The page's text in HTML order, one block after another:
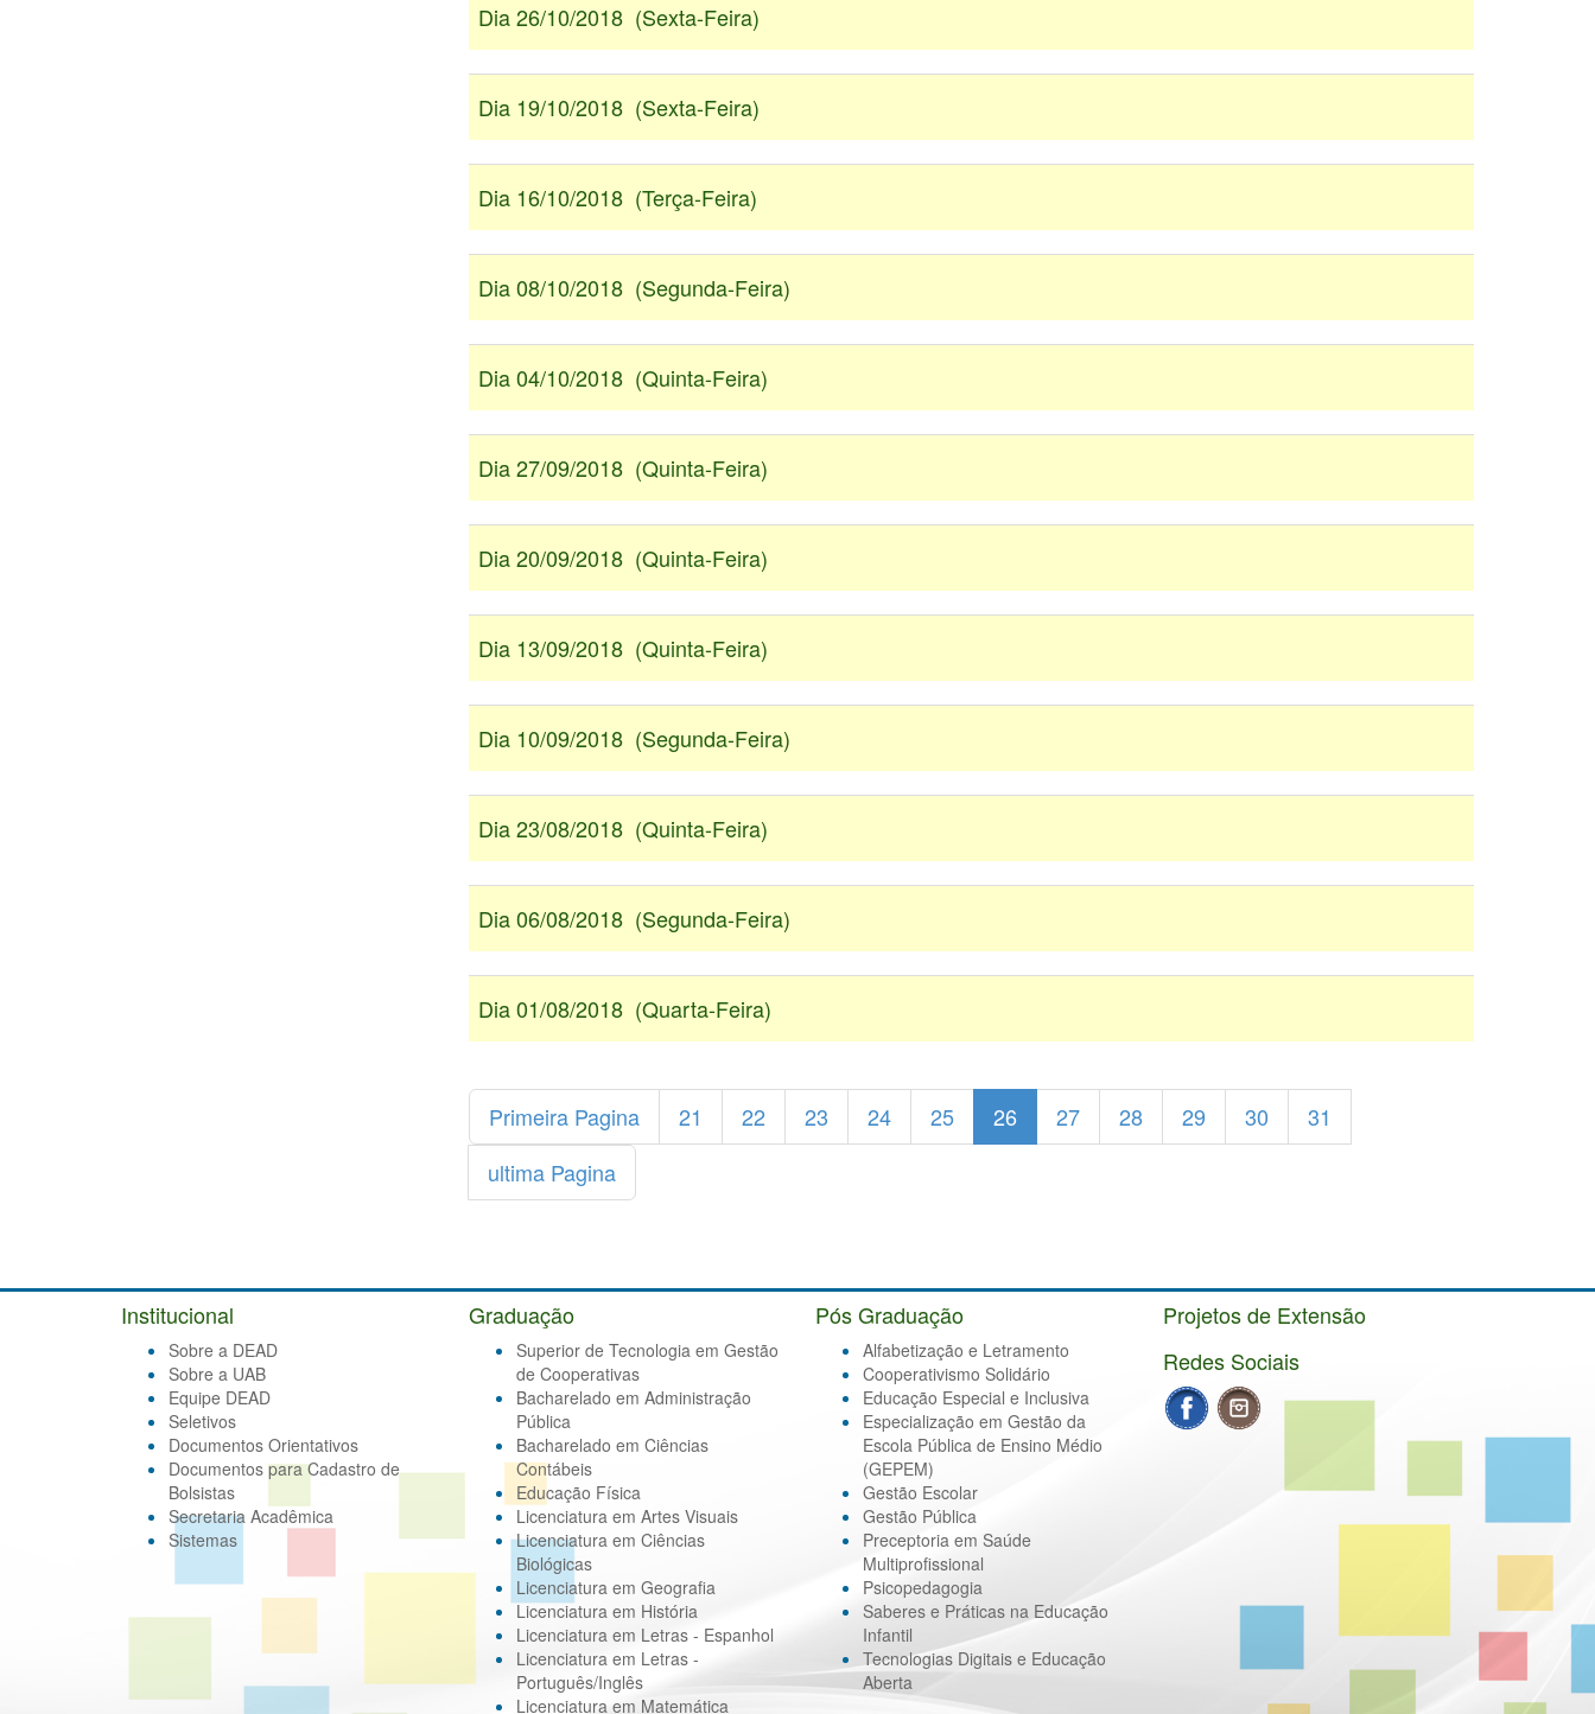
Dia 26/10/2018 (Sexta-Feira)
Dia 19/10/2018 (Sexta-Feira)
Dia 16/10/2018 (Terça-Feira)
Dia 08/10/2018 (Segunda-Feira)
Dia 04/10/2018 (Quinta-Feira)
Dia 27/09/2018 (Quinta-Feira)
Dia 20/09/2018 (Quinta-Feira)
Dia 13/09/2018 (Quinta-Feira)
Dia 10/09/2018 (Segunda-Feira)
Dia 23/08/2018 (Quinta-Feira)
Dia 06/08/2018 (Segunda-Feira)
Dia 01/08/2018 (Quarta-Feira)
Primeira Pagina 21 22 23 24 25 26 27 28 29 30
31
ultima Pagina
Institucional
Sobre a DEAD
Sobre a UAB
Equipe DEAD
Seletivos
Documentos Orientativos
Documentos para Cadastro de
Bolsistas
Secretaria Acadêmica
Sistemas
Graduação
Superior de Tecnologia em Gestão
de Cooperativas
Bacharelado em Administração
Pública
Bacharelado em Ciências
Contábeis
Educação Física
Licenciatura em Artes Visuais
Licenciatura em Ciências
Biológicas
Licenciatura em Geografia
Licenciatura em História
Licenciatura em Letras - Espanhol
Licenciatura em Letras -
Português/Inglês
Licenciatura em Matemática
Pós Graduação
Alfabetização e Letramento
Cooperativismo Solidário
Educação Especial e Inclusiva
Especialização em Gestão da
Escola Pública de Ensino Médio
(GEPEM)
Gestão Escolar
Gestão Pública
Preceptoria em Saúde
Multiprofissional
Psicopedagogia
Saberes e Práticas na Educação
Infantil
Tecnologias Digitais e Educação
Aberta
Projetos de Extensão
Redes Sociais